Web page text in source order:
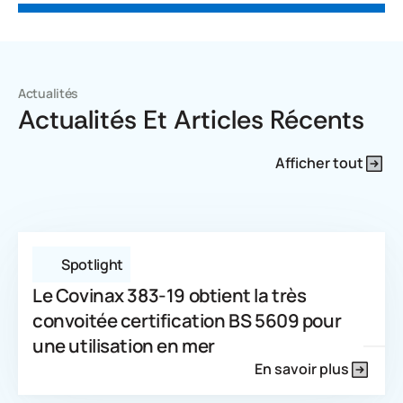
Actualités
Actualités Et Articles Récents
Afficher tout
Spotlight
Le Covinax 383-19 obtient la très
convoitée certification BS 5609 pour
une utilisation en mer
En savoir plus